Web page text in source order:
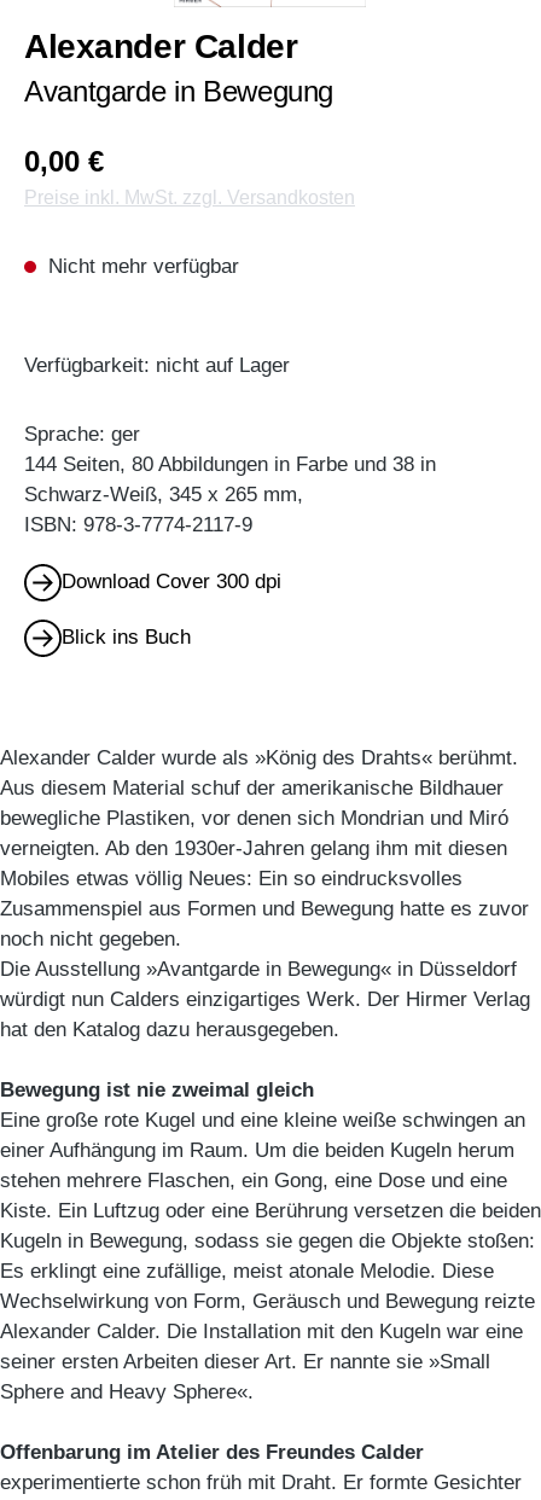
Alexander Calder
Avantgarde in Bewegung
0,00 €
Preise inkl. MwSt. zzgl. Versandkosten
Nicht mehr verfügbar
Verfügbarkeit: nicht auf Lager
Sprache: ger
144 Seiten, 80 Abbildungen in Farbe und 38 in
Schwarz-Weiß, 345 x 265 mm,
ISBN: 978-3-7774-2117-9
Download Cover 300 dpi
Blick ins Buch
Alexander Calder wurde als »König des Drahts« berühmt.
Aus diesem Material schuf der amerikanische Bildhauer
bewegliche Plastiken, vor denen sich Mondrian und Miró
verneigten. Ab den 1930er-Jahren gelang ihm mit diesen
Mobiles etwas völlig Neues: Ein so eindrucksvolles
Zusammenspiel aus Formen und Bewegung hatte es zuvor
noch nicht gegeben.
Die Ausstellung »Avantgarde in Bewegung« in Düsseldorf
würdigt nun Calders einzigartiges Werk. Der Hirmer Verlag
hat den Katalog dazu herausgegeben.
Bewegung ist nie zweimal gleich
Eine große rote Kugel und eine kleine weiße schwingen an
einer Aufhängung im Raum. Um die beiden Kugeln herum
stehen mehrere Flaschen, ein Gong, eine Dose und eine
Kiste. Ein Luftzug oder eine Berührung versetzen die beiden
Kugeln in Bewegung, sodass sie gegen die Objekte stoßen:
Es erklingt eine zufällige, meist atonale Melodie. Diese
Wechselwirkung von Form, Geräusch und Bewegung reizte
Alexander Calder. Die Installation mit den Kugeln war eine
seiner ersten Arbeiten dieser Art. Er nannte sie »Small
Sphere and Heavy Sphere«.
Offenbarung im Atelier des Freundes Calder
experimentierte schon früh mit Draht. Er formte Gesichter